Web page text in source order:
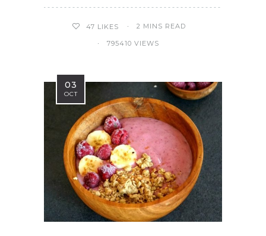
47 LIKES 2 MINS READ
795410 VIEWS
03
OCT